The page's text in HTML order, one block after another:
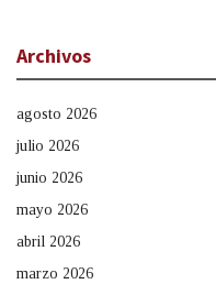
Archivos
agosto 2026
julio 2026
junio 2026
mayo 2026
abril 2026
marzo 2026